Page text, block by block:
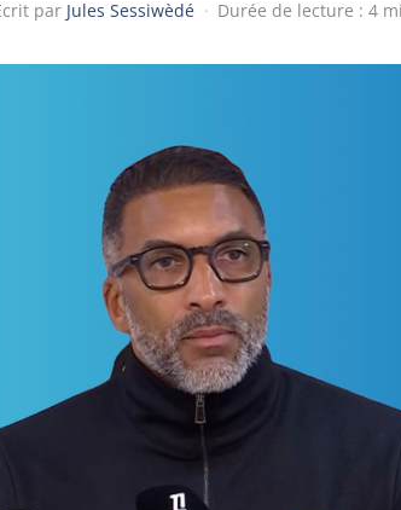
par Jules Sessiwèdé · Durée de lecture : 4